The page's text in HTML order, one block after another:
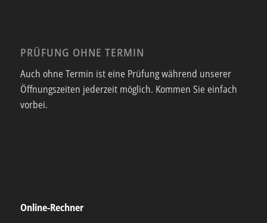
PRÜFUNG OHNE TERMIN
Auch ohne Termin ist eine Prüfung während unserer
Öffnungszeiten jederzeit möglich. Kommen Sie einfach
vorbei.
Online-Rechner